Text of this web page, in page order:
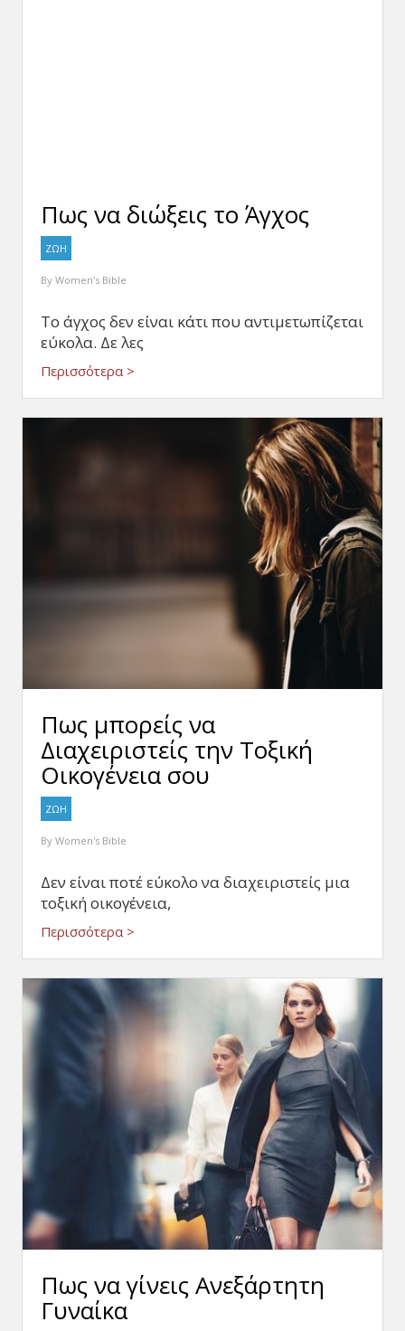
Πως να διώξεις το Άγχος
ΖΩΗ
By Women's Bible
Το άγχος δεν είναι κάτι που αντιμετωπίζεται
εύκολα. Δε λες
Περισσότερα >
Πως μπορείς να
Διαχειριστείς την Τοξική
Οικογένεια σου
ΖΩΗ
By Women's Bible
Δεν είναι ποτέ εύκολο να διαχειριστείς μια
τοξική οικογένεια,
Περισσότερα >
Πως να γίνεις Ανεξάρτητη
Γυναίκα